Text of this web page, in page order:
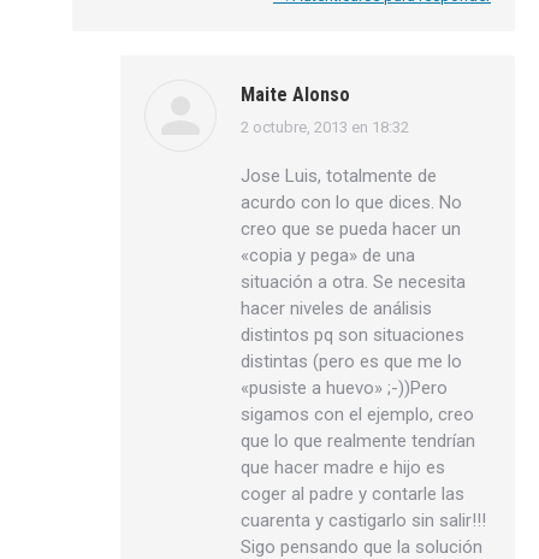
Maite Alonso
dice:
2 octubre, 2013 en 18:32
Jose Luis, totalmente de
acurdo con lo que dices. No
creo que se pueda hacer un
«copia y pega» de una
situación a otra. Se necesita
hacer niveles de análisis
distintos pq son situaciones
distintas (pero es que me lo
«pusiste a huevo» ;-))Pero
sigamos con el ejemplo, creo
que lo que realmente tendrían
que hacer madre e hijo es
coger al padre y contarle las
cuarenta y castigarlo sin salir!!!
Sigo pensando que la solución